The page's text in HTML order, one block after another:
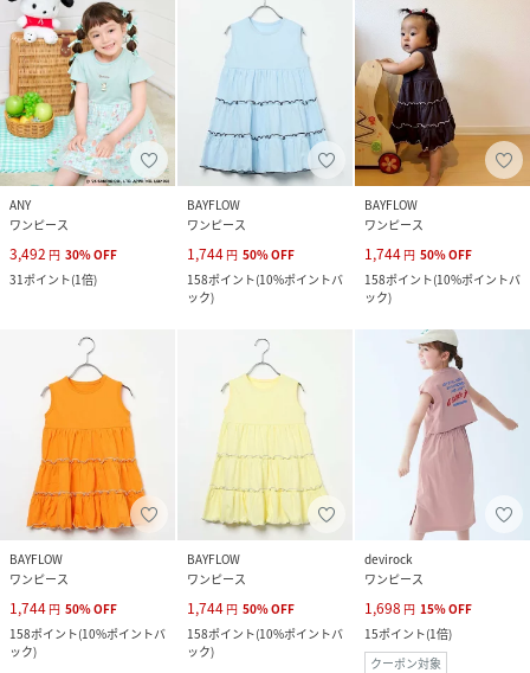
ANY
ワンピース
3,492 円 30%OFF
31ポイント(1倍)
BAYFLOW
ワンピース
1,744 円 50%OFF
158ポイント(10%ポイントバ
ック)
BAYFLOW
ワンピース
1,744 円 50%OFF
158ポイント(10%ポイントバ
ック)
BAYFLOW
ワンピース
1,744 円 50%OFF
158ポイント(10%ポイントバ
ック)
BAYFLOW
ワンピース
1,744 円 50%OFF
158ポイント(10%ポイントバ
ック)
devirock
ワンピース
1,698 円 15%OFF
15ポイント(1倍)
クーポン対象